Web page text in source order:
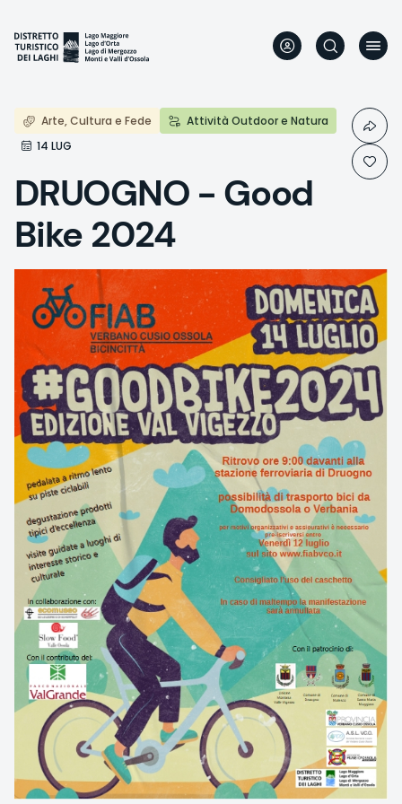
Inhalt
Arte, Cultura e Fede
Attività Outdoor e Natura
14 LUG
DRUOGNO - Good
Bike 2024